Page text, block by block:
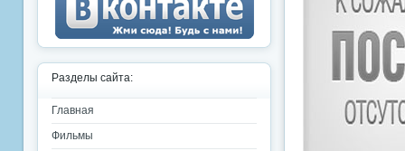
Разделы сайта:
Главная
Фильмы